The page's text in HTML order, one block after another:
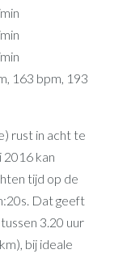
163 bpm, 193
rust in acht te
2016 kan
tijd op de
Dat geeft
3.20 uur
bij ideale